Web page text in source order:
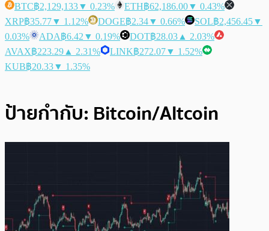
BTC฿2,129,133▼ 0.23% ETH฿62,186.00▼ 0.43%
XRP฿35.77▼ 1.12% DOGE฿2.34▼ 0.66% SOL฿2,456.45▼
0.03%
ADA฿6.42 ▼ 0.19% DOT฿28.03 ▲ 2.03%
AVAX฿223.29 ▲ 2.31% LINK฿272.07▼ 1.52%
KUB฿20.33▼ 1.35%
ป้ายกำกับ: Bitcoin/Altcoin